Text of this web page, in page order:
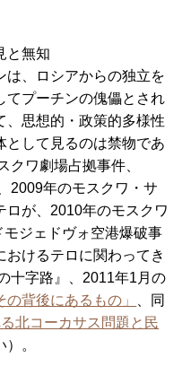
と無知
は、ロシアからの独立を
てプーチンの傀儡とされ
、思想的・政策的多様性
として見るのは禁物であ
クワ劇場占拠事件、
2009年のモスクワ・サ
ロが、2010年のモスクワ
ジェドヴォ空港爆破事
けるテロに関わってき
十字路』、2011年1月の
背後にあるもの」
、同
北コーカサス問題と民
。